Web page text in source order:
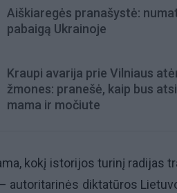
Aiškiaregės pranašystė:
pabaigą Ukrainoje
Kraupi avarija prie Vilniaus
žmones: pranešė, kaip bus
mama ir močiute
kokį istorijos turinį radijas
autoritarinės diktatūros